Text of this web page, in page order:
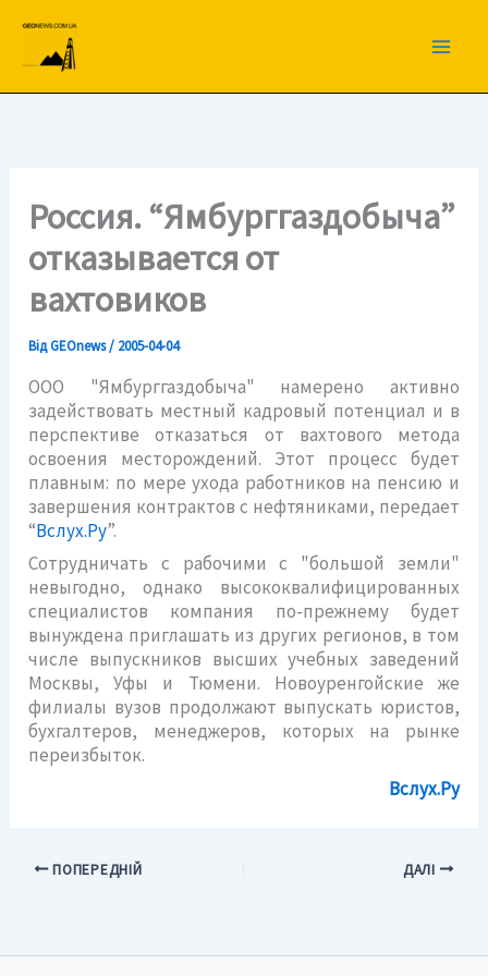
вмісту
Россия. “Ямбурггаздобыча”
отказывается от
вахтовиков
ВідGEOnews/ 2005-04-04
ООО "Ямбурггаздобыча" намерено активно
задействовать местный кадровый потенциал и в
перспективе отказаться от вахтового метода
освоения месторождений. Этот процесс будет
плавным: по мере ухода работников на пенсию и
завершения контрактов с нефтяниками, передает
“Вслух.Ру”.
Сотрудничать с рабочими с "большой земли"
невыгодно, однако высококвалифицированных
специалистов компания по-прежнему будет
вынуждена приглашать из других регионов, в том
числе выпускников высших учебных заведений
Москвы, Уфы и Тюмени. Новоуренгойские же
филиалы вузов продолжают выпускать юристов,
бухгалтеров, менеджеров, которых на рынке
переизбыток.
Вслух.Ру
ПОПЕРЕДНІЙ ДАЛІ